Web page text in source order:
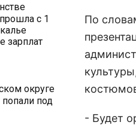
с 1
зарплат
округе
под
По
- Будет